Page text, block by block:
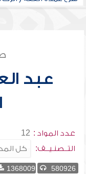
عبد
عدد المواد : 12
التــصنـيــف:
580926
1368009